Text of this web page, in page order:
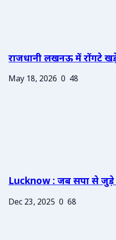
राजधानी लखनऊ में रोंगटे
May 18, 2026 0 48
Lucknow : जब सपा से जुड़े
Dec 23, 2025 0 68